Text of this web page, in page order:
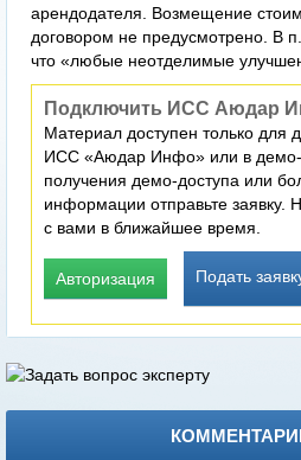
арендодателя. Возмещение
договором не предусмотрено. В
что «любые неотделимые
Подключить ИСС Аюдар
Материал доступен только для
ИСС «Аюдар Инфо» или в демо-
получения демо-доступа или
информации отправьте заявку.
с вами в ближайшее время.
Авторизация Подать